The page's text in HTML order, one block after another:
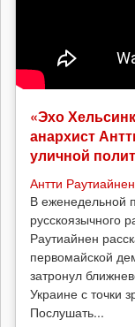
«Эхо
анархист
уличной
Антти Раутиайнен
В еженедельной
русскоязычного
Раутиайнен
первомайской
затронул
Украине с точки
Послушать...